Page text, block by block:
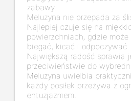
zabawy.
Meluzyna nie przepada za
Najlepiej czuje się na
powierzchniach, gdzie
biegać, kicać i odpoczywać.
Największą radość sprawia
przeciwieństwie do
Meluzyna uwielbia
każdy posiłek przeżywa z
entuzjazmem.